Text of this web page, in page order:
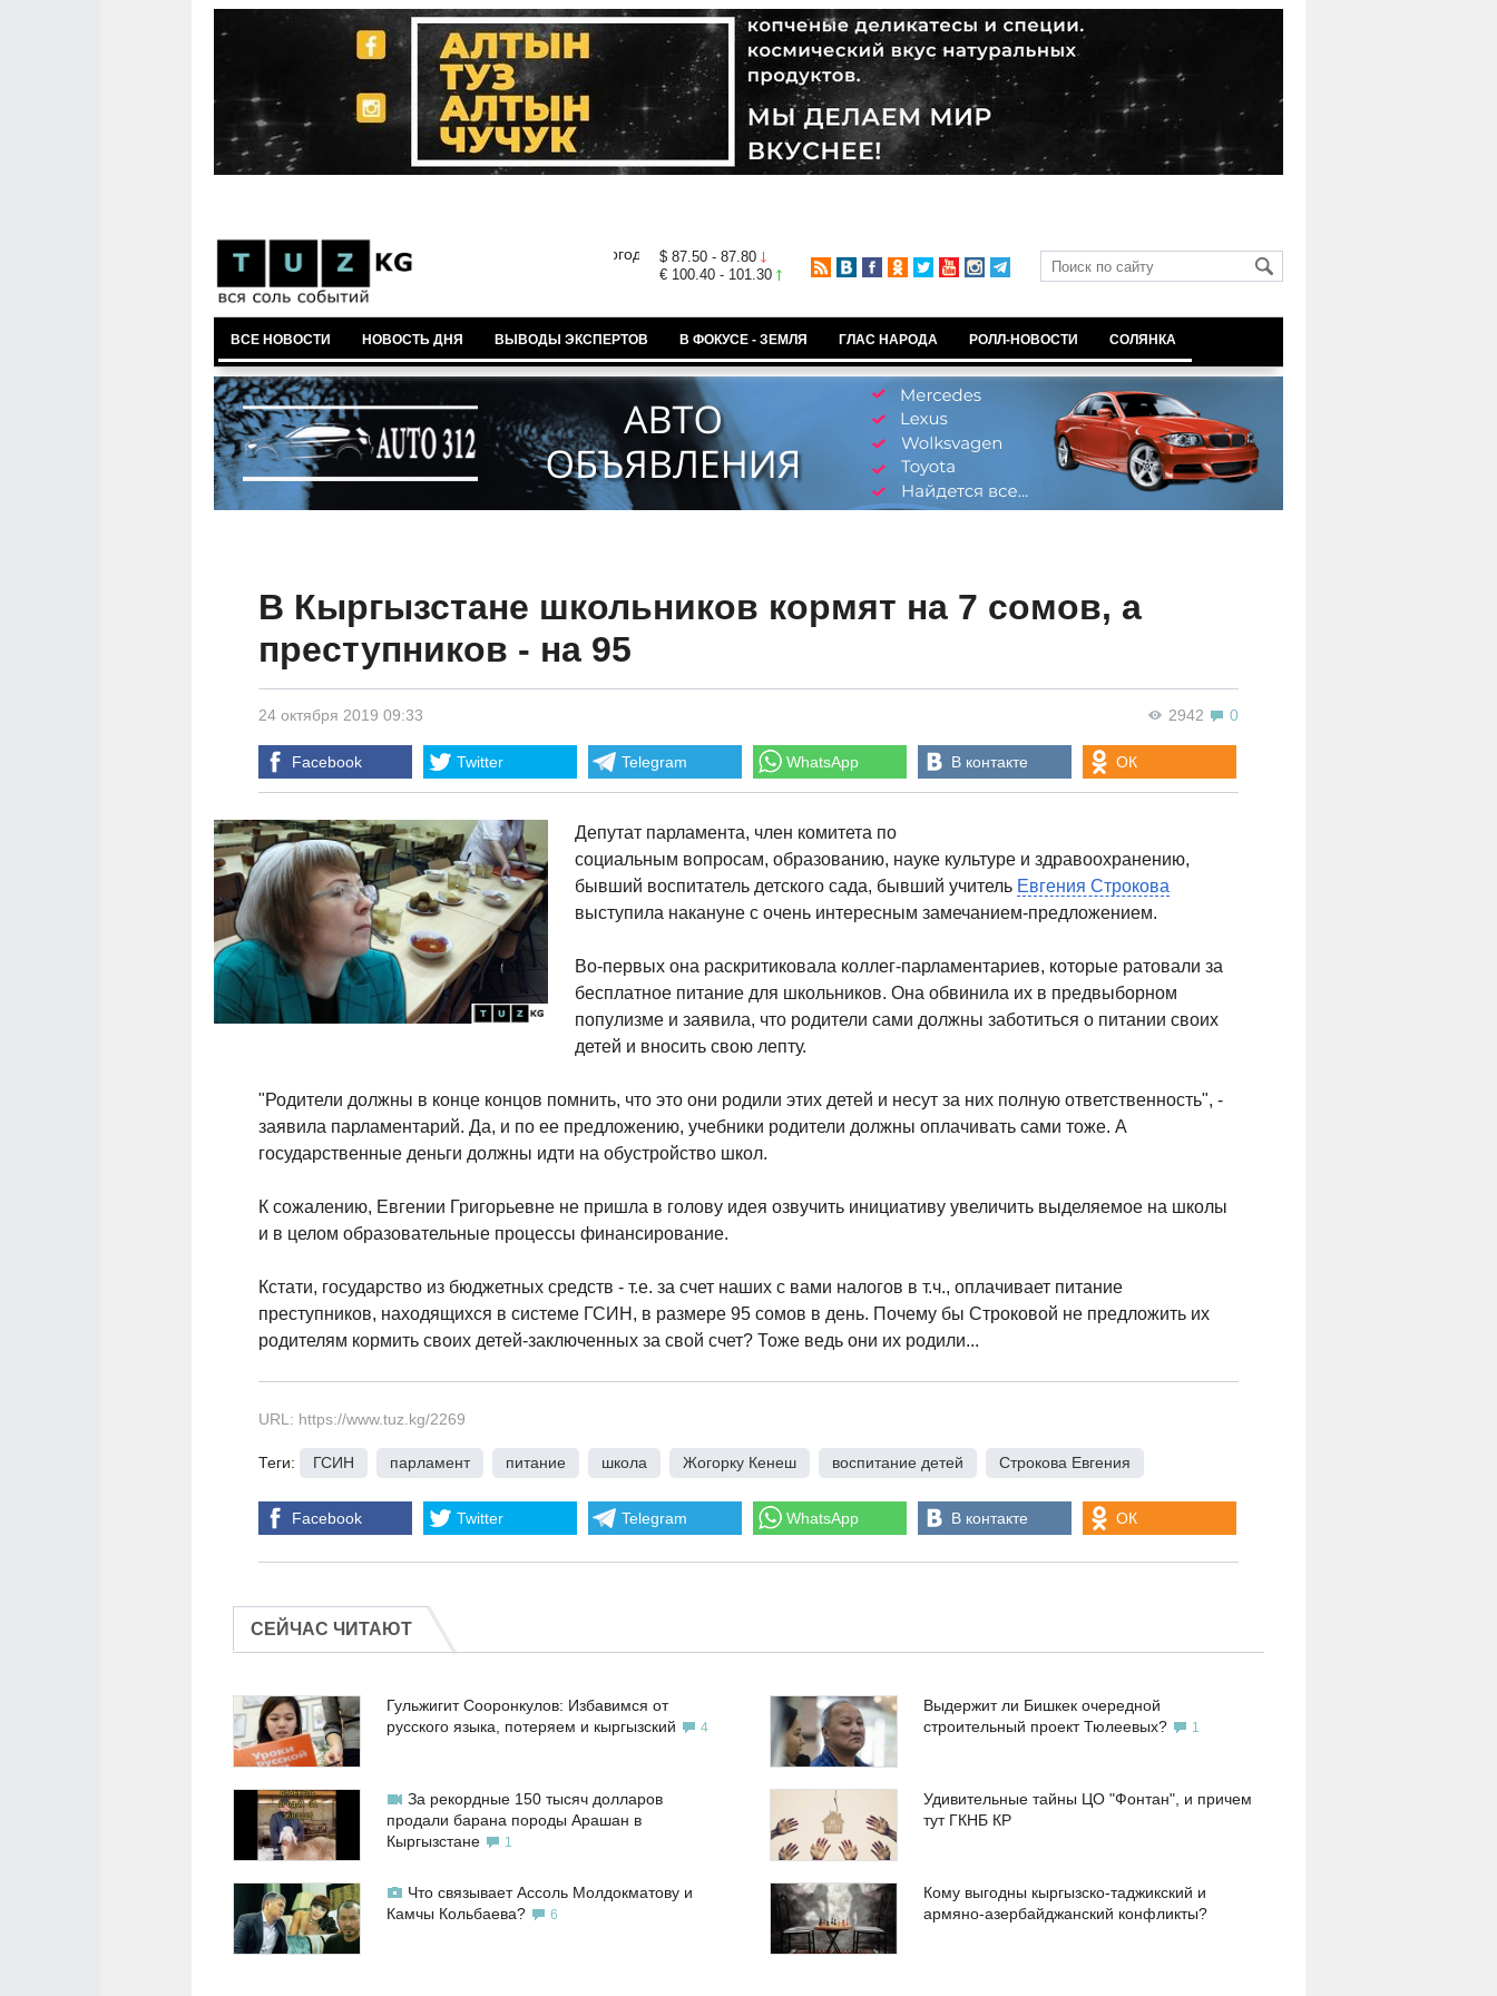
$ 87.50 - 87.80
€ 100.40 - 101.30
ВСЕ НОВОСТИ НОВОСТЬ ДНЯ ВЫВОДЫ ЭКСПЕРТОВ В ФОКУСЕ - ЗЕМЛЯ ГЛАС НАРОДА РОЛЛ-НОВОСТИ СОЛЯНКА
В Кыргызстане школьников кормят на 7 сомов, а
преступников - на 95
2942 0
24 октября 2019 09:33
Facebook Twitter Telegram WhatsApp В контакте ОК
Депутат парламента, член комитета по
социальным вопросам, образованию, науке культуре и здравоохранению,
бывший воспитатель детского сада, бывший учитель Евгения Строкова
выступила накануне с очень интересным замечанием-предложением.
Во-первых она раскритиковала коллег-парламентариев, которые ратовали за
бесплатное питание для школьников. Она обвинила их в предвыборном
популизме и заявила, что родители сами должны заботиться о питании своих
детей и вносить свою лепту.
"Родители должны в конце концов помнить, что это они родили этих детей и несут за них полную ответственность", -
заявила парламентарий. Да, и по ее предложению, учебники родители должны оплачивать сами тоже. А
государственные деньги должны идти на обустройство школ.
К сожалению, Евгении Григорьевне не пришла в голову идея озвучить инициативу увеличить выделяемое на школы
и в целом образовательные процессы финансирование.
Кстати, государство из бюджетных средств - т.е. за счет наших с вами налогов в т.ч., оплачивает питание
преступников, находящихся в системе ГСИН, в размере 95 сомов в день. Почему бы Строковой не предложить их
родителям кормить своих детей-заключенных за свой счет? Тоже ведь они их родили...
URL: https://www.tuz.kg/2269
Теги: ГСИН парламент питание школа Жогорку Кенеш воспитание детей Строкова Евгения
Facebook Twitter Telegram WhatsApp В контакте ОК
СЕЙЧАС ЧИТАЮТ
Гульжигит Сооронкулов: Избавимся от
русского языка, потеряем и кыргызский
4
Выдержит ли Бишкек очередной
строительный проект Тюлеевых?
1
За рекордные 150 тысяч долларов
продали барана породы Арашан в
Кыргызстане
1
Удивительные тайны ЦО "Фонтан", и причем
тут ГКНБ КР
Что связывает Ассоль Молдокматову и
Камчы Кольбаева?
6
Кому выгодны кыргызско-таджикский и
армяно-азербайджанский конфликты?